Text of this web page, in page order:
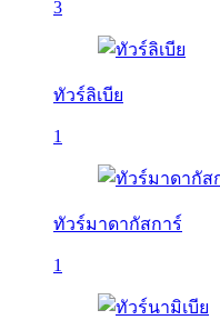
3
ทัวร์ลิเบีย
1
ทัวร์มาดากัสการ์
1